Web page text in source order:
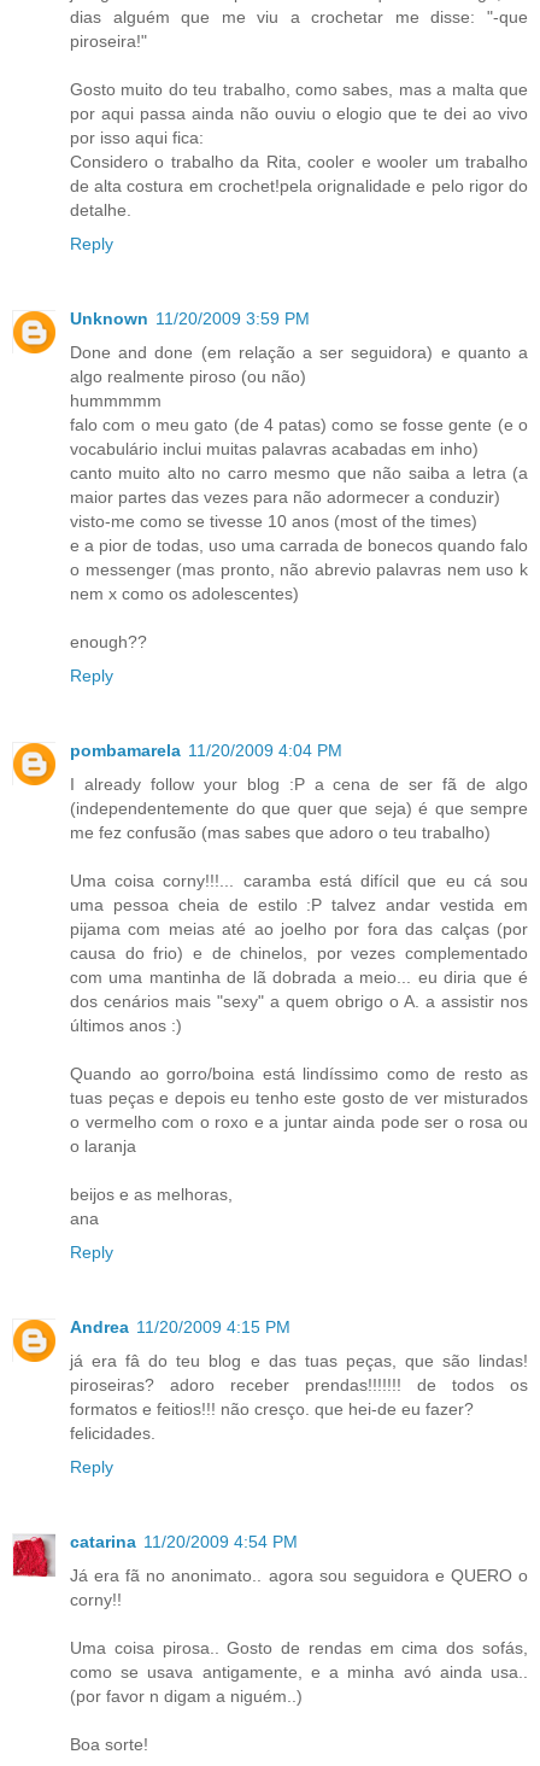
dias alguém que me viu a crochetar me disse: "-que
piroseira!"
Gosto muito do teu trabalho, como sabes, mas a malta que
por aqui passa ainda não ouviu o elogio que te dei ao vivo
por isso aqui fica:
Considero o trabalho da Rita, cooler e wooler um trabalho
de alta costura em crochet!pela orignalidade e pelo rigor do
detalhe.
Reply
Unknown 11/20/2009 3:59 PM
Done and done (em relação a ser seguidora) e quanto a
algo realmente piroso (ou não)
hummmmm
falo com o meu gato (de 4 patas) como se fosse gente (e o
vocabulário inclui muitas palavras acabadas em inho)
canto muito alto no carro mesmo que não saiba a letra (a
maior partes das vezes para não adormecer a conduzir)
visto-me como se tivesse 10 anos (most of the times)
e a pior de todas, uso uma carrada de bonecos quando falo
o messenger (mas pronto, não abrevio palavras nem uso k
nem x como os adolescentes)
enough??
Reply
pombamarela 11/20/2009 4:04 PM
I already follow your blog :P a cena de ser fã de algo
(independentemente do que quer que seja) é que sempre
me fez confusão (mas sabes que adoro o teu trabalho)
Uma coisa corny!!!... caramba está difícil que eu cá sou
uma pessoa cheia de estilo :P talvez andar vestida em
pijama com meias até ao joelho por fora das calças (por
causa do frio) e de chinelos, por vezes complementado
com uma mantinha de lã dobrada a meio... eu diria que é
dos cenários mais "sexy" a quem obrigo o A. a assistir nos
últimos anos :)
Quando ao gorro/boina está lindíssimo como de resto as
tuas peças e depois eu tenho este gosto de ver misturados
o vermelho com o roxo e a juntar ainda pode ser o rosa ou
o laranja
beijos e as melhoras,
ana
Reply
Andrea 11/20/2009 4:15 PM
já era fâ do teu blog e das tuas peças, que são lindas!
piroseiras? adoro receber prendas!!!!!!! de todos os
formatos e feitios!!! não cresço. que hei-de eu fazer?
felicidades.
Reply
catarina 11/20/2009 4:54 PM
Já era fã no anonimato.. agora sou seguidora e QUERO o
corny!!
Uma coisa pirosa.. Gosto de rendas em cima dos sofás,
como se usava antigamente, e a minha avó ainda usa..
(por favor n digam a niguém..)
Boa sorte!